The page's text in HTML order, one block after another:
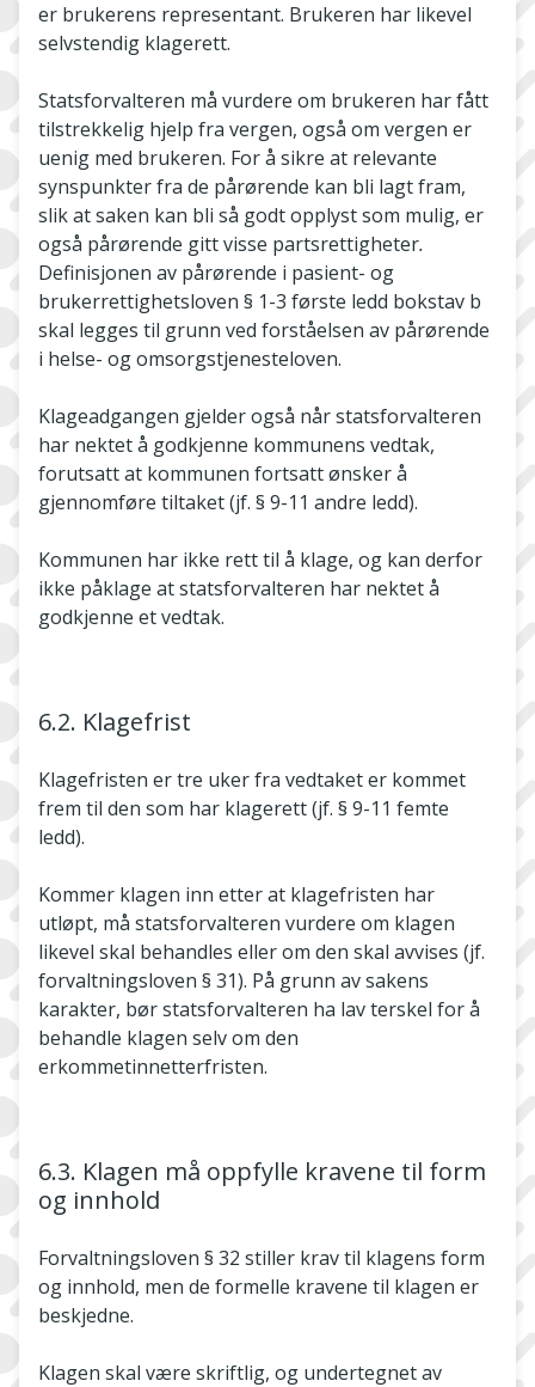
er brukerens representant. Brukeren har likevel
selvstendig klagerett.
Statsforvalteren må vurdere om brukeren har fått
tilstrekkelig hjelp fra vergen, også om vergen er
uenig med brukeren. For å sikre at relevante
synspunkter fra de pårørende kan bli lagt fram,
slik at saken kan bli så godt opplyst som mulig, er
også pårørende gitt visse partsrettigheter.
Definisjonen av pårørende i pasient- og
brukerrettighetsloven § 1-3 første ledd bokstav b
skal legges til grunn ved forståelsen av pårørende
i helse- og omsorgstjenesteloven.
Klageadgangen gjelder også når statsforvalteren
har nektet å godkjenne kommunens vedtak,
forutsatt at kommunen fortsatt ønsker å
gjennomføre tiltaket (jf. § 9-11 andre ledd).
Kommunen har ikke rett til å klage, og kan derfor
ikke påklage at statsforvalteren har nektet å
godkjenne et vedtak.
6.2. Klagefrist
Klagefristen er tre uker fra vedtaket er kommet
frem til den som har klagerett (jf. § 9-11 femte
ledd).
Kommer klagen inn etter at klagefristen har
utløpt, må statsforvalteren vurdere om klagen
likevel skal behandles eller om den skal avvises (jf.
forvaltningsloven § 31). På grunn av sakens
karakter, bør statsforvalteren ha lav terskel for å
behandle klagen selv om den
erkommetinnetterfristen.
6.3. Klagen må oppfylle kravene til form
og innhold
Forvaltningsloven § 32 stiller krav til klagens form
og innhold, men de formelle kravene til klagen er
beskjedne.
Klagen skal være skriftlig, og undertegnet av